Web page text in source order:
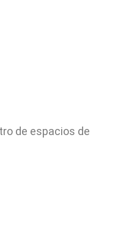
de espacios de